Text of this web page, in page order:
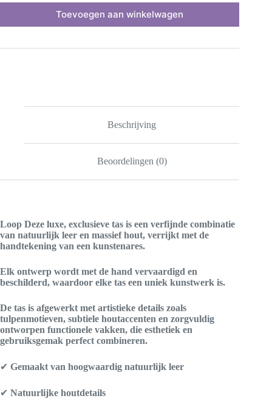
Toevoegen aan winkelwagen
Beschrijving
Beoordelingen (0)
Loop Deze luxe, exclusieve tas is een verfijnde combinatie
van natuurlijk leer en massief hout, verrijkt met de
handtekening van een kunstenares.
Elk ontwerp wordt met de hand vervaardigd en
beschilderd, waardoor elke tas een uniek kunstwerk is.
De tas is afgewerkt met artistieke details zoals
tulpenmotieven, subtiele houtaccenten en zorgvuldig
ontworpen functionele vakken, die esthetiek en
gebruiksgemak perfect combineren.
✔ Gemaakt van hoogwaardig natuurlijk leer
✔ Natuurlijke houtdetails